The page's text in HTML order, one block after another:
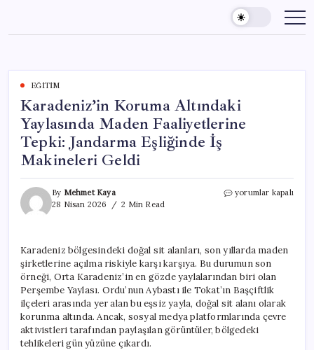
content
EĞITIM
Karadeniz’in Koruma Altındaki
Yaylasında Maden Faaliyetlerine
Tepki: Jandarma Eşliğinde İş
Makineleri Geldi
By Mehmet Kaya
28 Nisan 2026
2 Min Read
Karadeniz’in
Faaliyetlerine
Tepki:
Jandarma
Eşliğinde
İş
Makineleri
Geldi
için
yorumlar kapalı
Karadeniz bölgesindeki doğal sit alanları, son yıllarda maden
şirketlerine açılma riskiyle karşı karşıya. Bu durumun son
örneği, Orta Karadeniz’in en gözde yaylalarından biri olan
Perşembe Yaylası. Ordu’nun Aybastı ile Tokat’ın Başçiftlik
ilçeleri arasında yer alan bu eşsiz yayla, doğal sit alanı olarak
korunma altında. Ancak, sosyal medya platformlarında çevre
aktivistleri tarafından paylaşılan görüntüler, bölgedeki
tehlikeleri gün yüzüne çıkardı.